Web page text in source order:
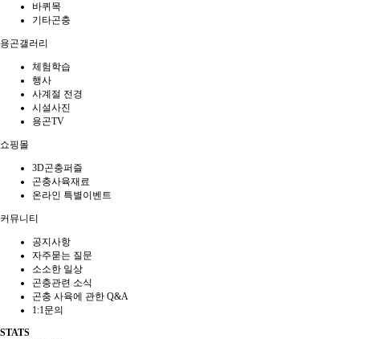
바퀴목
기타곤충
용곤갤러리
체험학습
행사
사계절 전경
시설사진
용곤TV
쇼핑몰
3D곤충퍼즐
곤충사육재료
온라인 특별이벤트
커뮤니티
공지사항
자주묻는 질문
소소한 일상
곤충관련 소식
곤충 사육에 관한 Q&A
1:1문의
STATS